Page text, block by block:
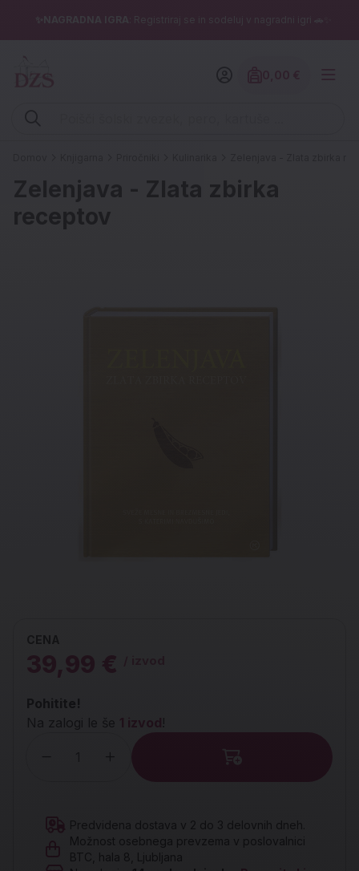
✨NAGRADNA IGRA : Registriraj se in sodeluj v nagradni igri 🚗✨
Vpišite iskalni niz (šolski zvezek, pero, kartuše ...)
Zelenjava - Zlata zbirka
receptov
CENA
39,99 €
Pohitite!
Na zalogi le še 1 izvod!
Predvidena dostava v 2 do 3 delovnih dneh.
Možnost osebnega prevzema v poslovalnici
BTC, hala 8, Ljubljana